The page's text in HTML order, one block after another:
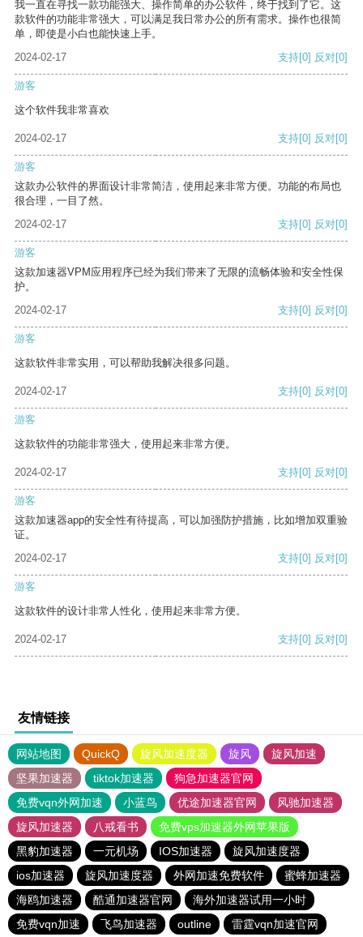
我一直在寻找一款功能强大、操作简单的办公软件，终于找到了它。这
款软件的功能非常强大，可以满足我日常办公的所有需求。操作也很简
单，即使是小白也能快速上手。
2024-02-17
支持[0] 反对[0]
游客
这个软件我非常喜欢
2024-02-17 支持[0] 反对[0]
游客
这款办公软件的界面设计非常简洁，使用起来非常方便。功能的布局也
很合理，一目了然。
2024-02-17
支持[0] 反对[0]
游客
这款加速器VPM应用程序已经为我们带来了无限的流畅体验和安全性保
护。
2024-02-17
支持[0] 反对[0]
游客
这款软件非常实用，可以帮助我解决很多问题。
2024-02-17 支持[0] 反对[0]
游客
这款软件的功能非常强大，使用起来非常方便。
2024-02-17 支持[0] 反对[0]
游客
这款加速器app的安全性有待提高，可以加强防护措施，比如增加双重验
证。
2024-02-17
支持[0] 反对[0]
游客
这款软件的设计非常人性化，使用起来非常方便。
2024-02-17 支持[0] 反对[0]
友情链接
网站地图 QuickQ 旋风加速度器 旋风
旋风加速
坚果加速器
tiktok加速器
狗急加速器官网
免费vqn外网加速
小蓝鸟 优途加速器官网
风驰加速器
旋风加速器
八戒看书
免费vps加速器外网苹果版
黑豹加速器
一元机场 IOS加速器
旋风加速度器
ios加速器
旋风加速度器 外网加速免费软件
蜜蜂加速器
海鸥加速器
酷通加速器官网
海外加速器试用一小时
免费vqn加速
飞鸟加速器 outline 雷霆vqn加速官网